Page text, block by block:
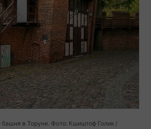
в Торуне. Фото: Кшиштоф Голик /